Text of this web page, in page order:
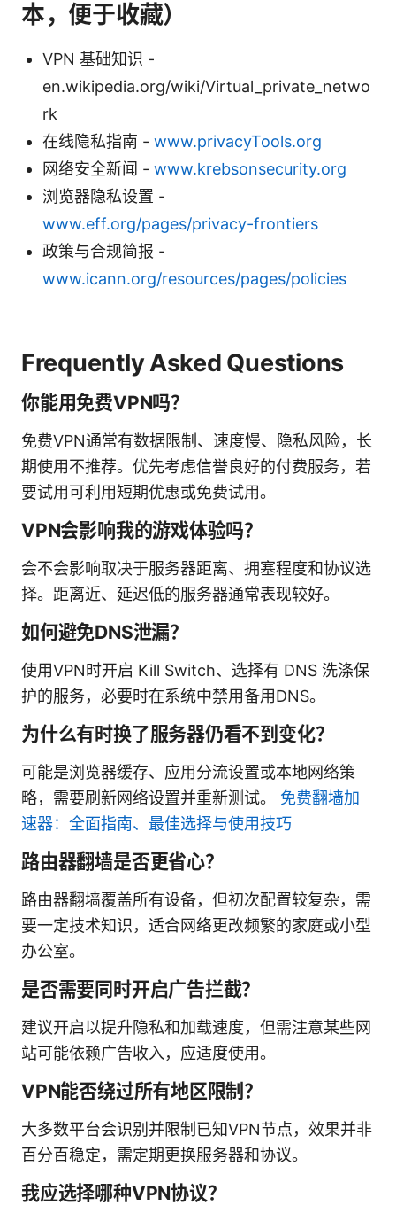
本，便于收藏）
VPN 基础知识 -
en.wikipedia.org/wiki/Virtual_private_netwo
rk
在线隐私指南 - www.privacyTools.org
网络安全新闻 - www.krebsonsecurity.org
浏览器隐私设置 -
www.eff.org/pages/privacy-frontiers
政策与合规简报 -
www.icann.org/resources/pages/policies
Frequently Asked Questions
你能用免费VPN吗？
免费VPN通常有数据限制、速度慢、隐私风险，长
期使用不推荐。优先考虑信誉良好的付费服务，若
要试用可利用短期优惠或免费试用。
VPN会影响我的游戏体验吗？
会不会影响取决于服务器距离、拥塞程度和协议选
择。距离近、延迟低的服务器通常表现较好。
如何避免DNS泄漏？
使用VPN时开启 Kill Switch、选择有 DNS 洗涤保
护的服务，必要时在系统中禁用备用DNS。
为什么有时换了服务器仍看不到变化？
可能是浏览器缓存、应用分流设置或本地网络策
略，需要刷新网络设置并重新测试。 免费翻墙加
速器：全面指南、最佳选择与使用技巧
路由器翻墙是否更省心？
路由器翻墙覆盖所有设备，但初次配置较复杂，需
要一定技术知识，适合网络更改频繁的家庭或小型
办公室。
是否需要同时开启广告拦截？
建议开启以提升隐私和加载速度，但需注意某些网
站可能依赖广告收入，应适度使用。
VPN能否绕过所有地区限制？
大多数平台会识别并限制已知VPN节点，效果并非
百分百稳定，需定期更换服务器和协议。
我应选择哪种VPN协议？